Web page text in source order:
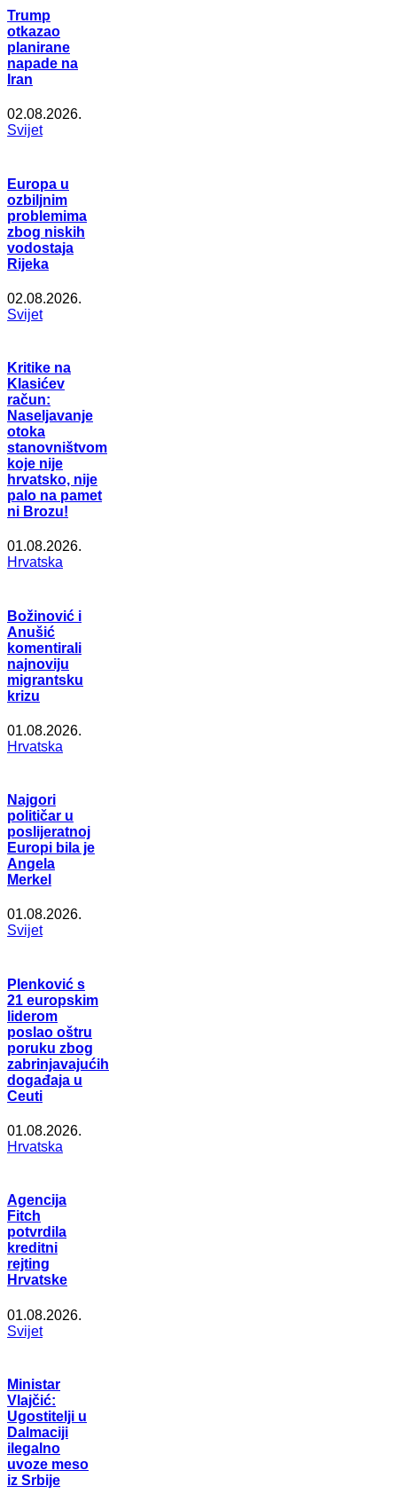
Trump
otkazao
planirane
napade na
Iran
02.08.2026.
Svijet
Europa u
ozbiljnim
problemima
zbog niskih
vodostaja
Rijeka
02.08.2026.
Svijet
Kritike na
Klasićev
račun:
Naseljavanje
otoka
stanovništvom
koje nije
hrvatsko, nije
palo na pamet
ni Brozu!
01.08.2026.
Hrvatska
Božinović i
Anušić
komentirali
najnoviju
migrantsku
krizu
01.08.2026.
Hrvatska
Najgori
političar u
poslijeratnoj
Europi bila je
Angela
Merkel
01.08.2026.
Svijet
Plenković s
21 europskim
liderom
poslao oštru
poruku zbog
zabrinjavajućih
događaja u
Ceuti
01.08.2026.
Hrvatska
Agencija
Fitch
potvrdila
kreditni
rejting
Hrvatske
01.08.2026.
Svijet
Ministar
Vlajčić:
Ugostitelji u
Dalmaciji
ilegalno
uvoze meso
iz Srbije